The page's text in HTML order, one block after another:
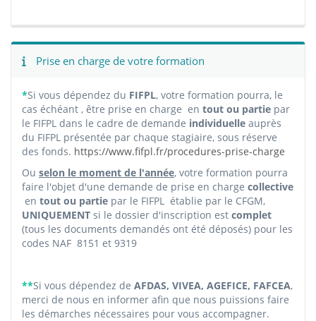
Prise en charge de votre formation
*Si vous dépendez du FIFPL, votre formation pourra, le
cas échéant , être prise en charge en tout ou partie par
le FIFPL dans le cadre de demande individuelle auprès
du FIFPL présentée par chaque stagiaire, sous réserve
des fonds. https://www.fifpl.fr/procedures-prise-charge
Ou selon le moment de l'année, votre formation pourra
faire l'objet d'une demande de prise en charge collective
en tout ou partie par le FIFPL établie par le CFGM,
UNIQUEMENT si le dossier d'inscription est complet
(tous les documents demandés ont été déposés) pour les
codes NAF 8151 et 9319
**Si vous dépendez de AFDAS, VIVEA, AGEFICE, FAFCEA,
merci de nous en informer afin que nous puissions faire
les démarches nécessaires pour vous accompagner.